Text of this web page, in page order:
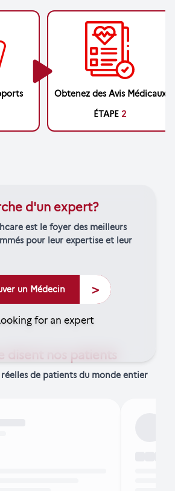
Obtenez des Avis Médicaux
ÉTAPE 2
d'un expert?
est le foyer des meilleurs
pour leur expertise et leur
un Médecin >
disent nos patients
réelles de patients du monde entier